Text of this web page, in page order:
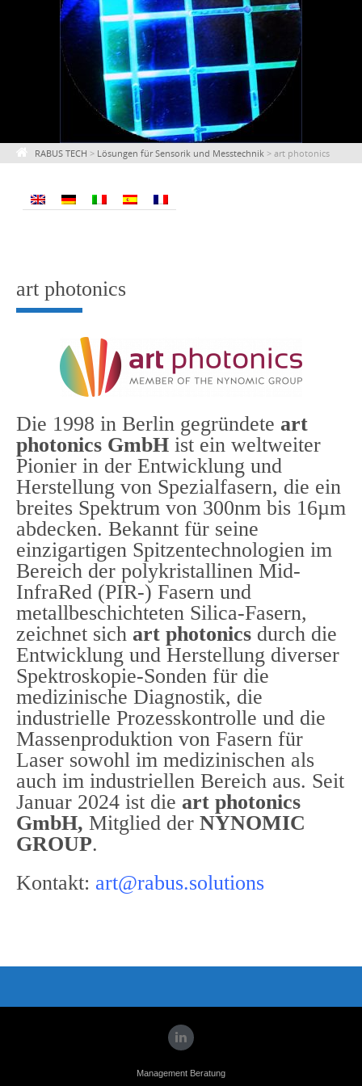
RABUS TECH > Lösungen für Sensorik und Messtechnik > art photonics
art photonics
Die 1998 in Berlin gegründete art
photonics GmbH ist ein weltweiter
Pionier in der Entwicklung und
Herstellung von Spezialfasern, die ein
breites Spektrum von 300nm bis 16µm
abdecken. Bekannt für seine
einzigartigen Spitzentechnologien im
Bereich der polykristallinen Mid-
InfraRed (PIR-) Fasern und
metallbeschichteten Silica-Fasern,
zeichnet sich art photonics durch die
Entwicklung und Herstellung diverser
Spektroskopie-Sonden für die
medizinische Diagnostik, die
industrielle Prozesskontrolle und die
Massenproduktion von Fasern für
Laser sowohl im medizinischen als
auch im industriellen Bereich aus. Seit
Januar 2024 ist die art photonics
GmbH, Mitglied der NYNOMIC
GROUP.
Kontakt: art@rabus.solutions
Management Beratung